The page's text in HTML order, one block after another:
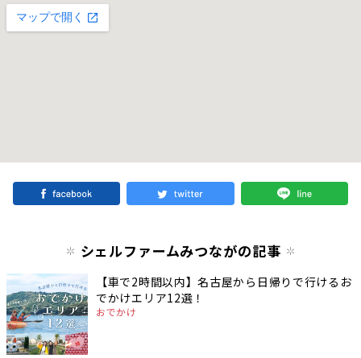
シェルファームみつながの記事
【車で2時間以内】名古屋から日帰りで行けるお
でかけエリア12選！
おでかけ